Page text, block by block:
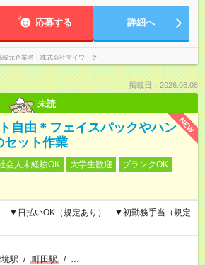
応募する 詳細へ
載元企業名 株式会社マイワーク
掲載日：2026.08.08
未読
NEW
自由＊フェイスパックやハン
セット作業
会人未経験OK 大学生歓迎
ブランクOK
▼日払いOK（規定あり） ▼初勤務手当（規定
駅 / 町田駅 / …